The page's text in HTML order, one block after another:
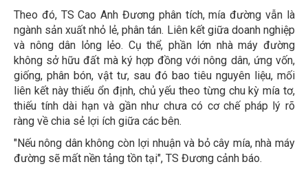
Theo đó, TS Cao Anh Đương phân tích, mía đường vẫn là
ngành sản xuất nhỏ lẻ, phân tán. Liên kết giữa doanh nghiệp
và nông dân lỏng lẻo. Cụ thể, phần lớn nhà máy đường
không sở hữu đất mà ký hợp đồng với nông dân, ứng vốn,
giống, phân bón, vật tư, sau đó bao tiêu nguyên liệu, mối
liên kết này thiếu ổn định, chủ yếu theo từng chu kỳ mía tơ,
thiếu tính dài hạn và gần như chưa có cơ chế pháp lý rõ
ràng về chia sẻ lợi ích giữa các bên.
"Nếu nông dân không còn lợi nhuận và bỏ cây mía, nhà máy
đường sẽ mất nền tảng tồn tại", TS Đương cảnh báo.